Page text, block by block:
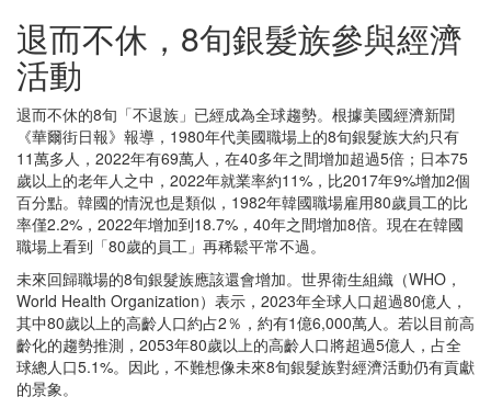
退而不休，8旬銀髮族參與經濟
活動
退而不休的8旬「不退族」已經成為全球趨勢。根據美國經濟新聞
《華爾街日報》報導，1980年代美國職場上的8旬銀髮族大約只有
11萬多人，2022年有69萬人，在40多年之間增加超過5倍；日本75
歲以上的老年人之中，2022年就業率約11%，比2017年9%增加2個
百分點。韓國的情況也是類似，1982年韓國職場雇用80歲員工的比
率僅2.2%，2022年增加到18.7%，40年之間增加8倍。現在在韓國
職場上看到「80歲的員工」再稀鬆平常不過。
未來回歸職場的8旬銀髮族應該還會增加。世界衛生組織（WHO，
World Health Organization）表示，2023年全球人口超過80億人，
其中80歲以上的高齡人口約占2％，約有1億6,000萬人。若以目前高
齡化的趨勢推測，2053年80歲以上的高齡人口將超過5億人，占全
球總人口5.1%。因此，不難想像未來8旬銀髮族對經濟活動仍有貢獻
的景象。